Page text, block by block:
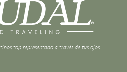
top representado a través de tus ojos.